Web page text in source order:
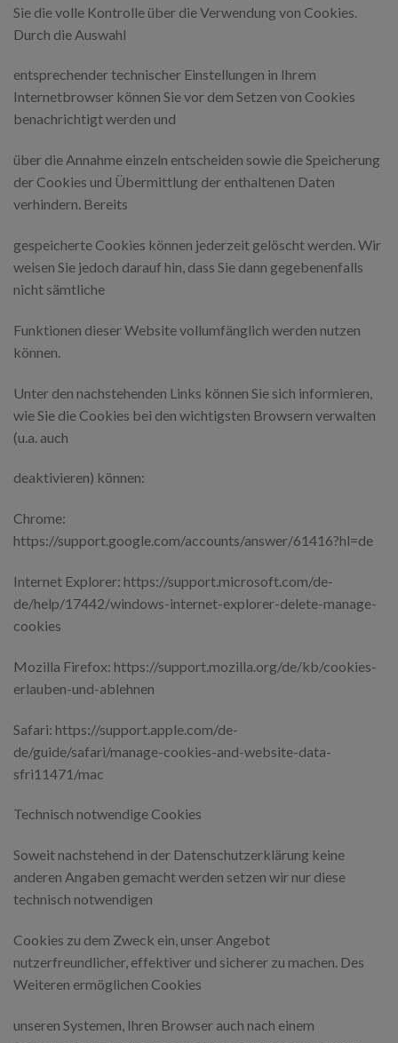
Sie die volle Kontrolle über die Verwendung von Cookies.
Durch die Auswahl
entsprechender technischer Einstellungen in Ihrem
Internetbrowser können Sie vor dem Setzen von Cookies
benachrichtigt werden und
über die Annahme einzeln entscheiden sowie die Speicherung
der Cookies und Übermittlung der enthaltenen Daten
verhindern. Bereits
gespeicherte Cookies können jederzeit gelöscht werden. Wir
weisen Sie jedoch darauf hin, dass Sie dann gegebenenfalls
nicht sämtliche
Funktionen dieser Website vollumfänglich werden nutzen
können.
Unter den nachstehenden Links können Sie sich informieren,
wie Sie die Cookies bei den wichtigsten Browsern verwalten
(u.a. auch
deaktivieren) können:
Chrome:
https://support.google.com/accounts/answer/61416?hl=de
Internet Explorer: https://support.microsoft.com/de-
de/help/17442/windows-internet-explorer-delete-manage-
cookies
Mozilla Firefox: https://support.mozilla.org/de/kb/cookies-
erlauben-und-ablehnen
Safari: https://support.apple.com/de-
de/guide/safari/manage-cookies-and-website-data-
sfri11471/mac
Technisch notwendige Cookies
Soweit nachstehend in der Datenschutzerklärung keine
anderen Angaben gemacht werden setzen wir nur diese
technisch notwendigen
Cookies zu dem Zweck ein, unser Angebot
nutzerfreundlicher, effektiver und sicherer zu machen. Des
Weiteren ermöglichen Cookies
unseren Systemen, Ihren Browser auch nach einem